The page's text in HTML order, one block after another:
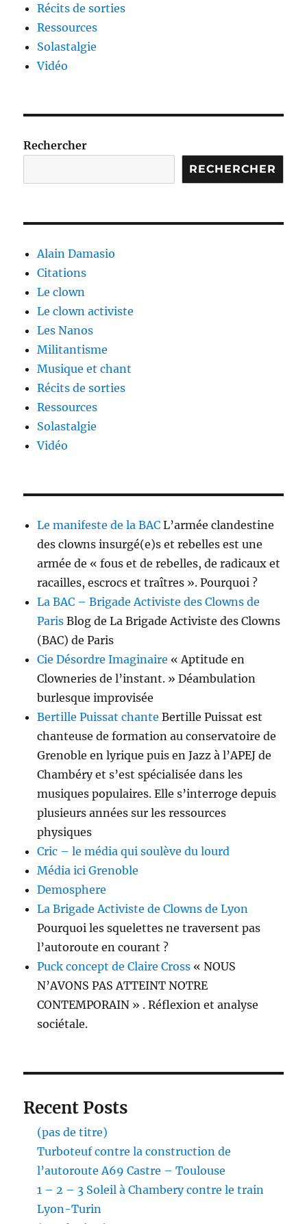
Récits de sorties
Ressources
Solastalgie
Vidéo
Rechercher
RECHERCHER
Alain Damasio
Citations
Le clown
Le clown activiste
Les Nanos
Militantisme
Musique et chant
Récits de sorties
Ressources
Solastalgie
Vidéo
Le manifeste de la BAC L’armée clandestine
des clowns insurgé(e)s et rebelles est une
armée de « fous et de rebelles, de radicaux et
racailles, escrocs et traîtres ». Pourquoi ?
La BAC – Brigade Activiste des Clowns de
Paris Blog de La Brigade Activiste des Clowns
(BAC) de Paris
Cie Désordre Imaginaire « Aptitude en
Clowneries de l’instant. » Déambulation
burlesque improvisée
Bertille Puissat chante Bertille Puissat est
chanteuse de formation au conservatoire de
Grenoble en lyrique puis en Jazz à l’APEJ de
Chambéry et s’est spécia­lisée dans les
musiques populaires. Elle s’interroge depuis
plusieurs années sur les ressources
physiques
Cric – le média qui soulève du lourd
Média ici Grenoble
Demosphere
La Brigade Activiste de Clowns de Lyon
Pourquoi les squelettes ne traversent pas
l’autoroute en courant ?
Puck concept de Claire Cross « NOUS
N’AVONS PAS ATTEINT NOTRE
CONTEMPORAIN » . Réflexion et analyse
sociétale.
Recent Posts
(pas de titre)
Turboteuf contre la construction de
l’autoroute A69 Castre – Toulouse
1 – 2 – 3 Soleil à Chambery contre le train
Lyon-Turin